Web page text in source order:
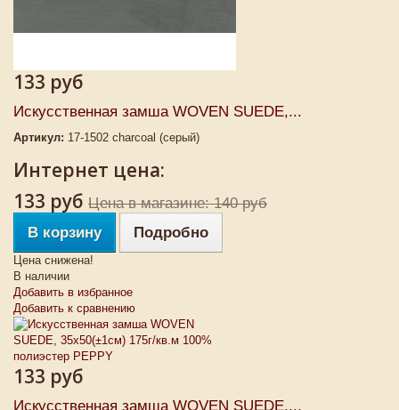
133 руб
Искусственная замша WOVEN SUEDE,...
Артикул: 17-1502 charcoal (серый)
Интернет цена:
133 руб Цена в магазине: 140 руб
В корзину
Подробно
Цена снижена!
В наличии
Добавить в избранное
Добавить к сравнению
133 руб
Искусственная замша WOVEN SUEDE,...